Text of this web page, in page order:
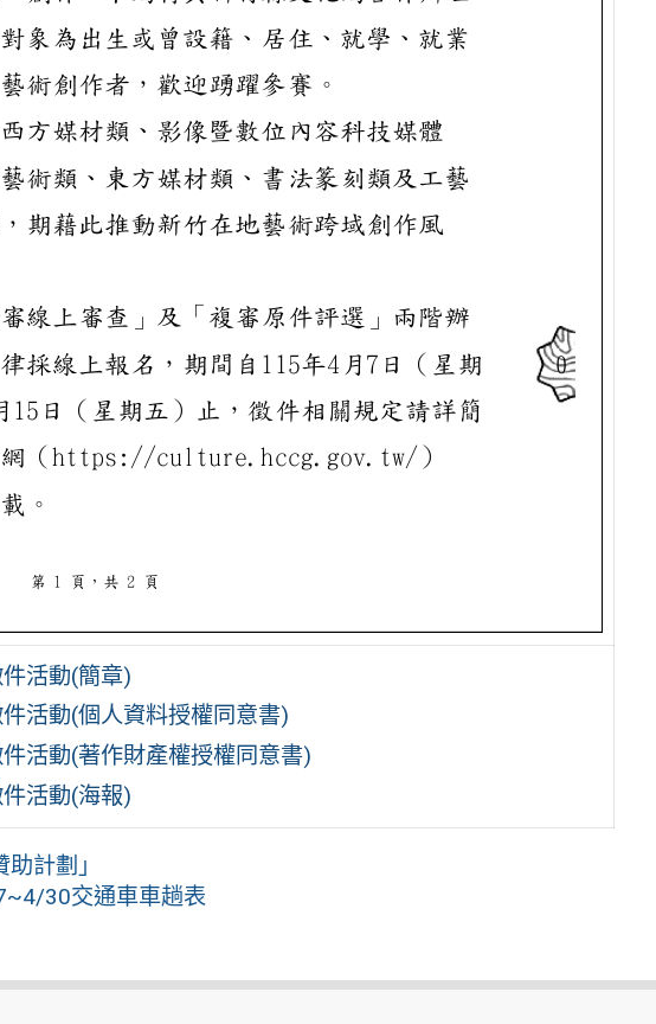
活動(簡章)
活動(個人資料授權同意書)
活動(著作財產權授權同意書)
活動(海報)
計劃」
30交通車車趟表